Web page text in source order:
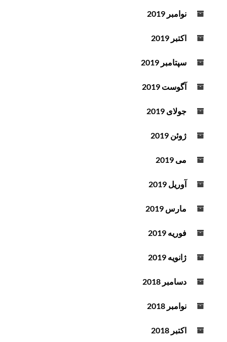
نوامبر 2019
اکتبر 2019
سپتامبر 2019
آگوست 2019
جولای 2019
ژوئن 2019
می 2019
آوریل 2019
مارس 2019
فوریه 2019
ژانویه 2019
دسامبر 2018
نوامبر 2018
اکتبر 2018